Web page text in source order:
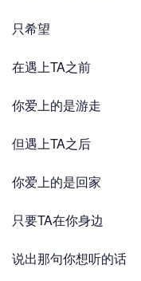
只希望
在遇上TA之前
你爱上的是游走
但遇上TA之后
你爱上的是回家
只要TA在你身边
说出那句你想听的话